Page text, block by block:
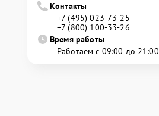
Контакты
+7 (495) 023-73-25
+7 (800) 100-33-26
Время работы
Работаем с 09:00 до 21:00